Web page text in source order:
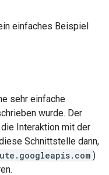
einfaches Beispiel
sehr einfache
wurde. Der
Interaktion mit der
Schnittstelle dann,
)